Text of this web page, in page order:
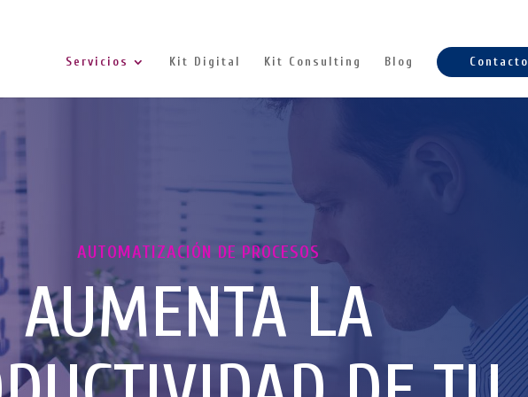
Servicios Kit Digital Kit Consulting Blog Contacto
AUTOMATIZACIÓN DE PROCESOS
AUMENTA LA